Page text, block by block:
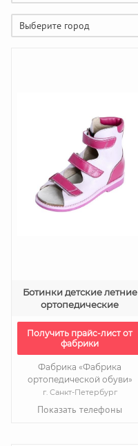
Выберите город
Ботинки детские летние
ортопедические
Получить прайс-лист от
фабрики
Фабрика «Фабрика
ортопедической обуви»
г. Санкт-Петербург
Показать телефоны